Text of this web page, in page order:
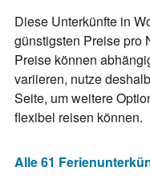
1
X-
Achse,
die
die
Wochentage
anzeigt.
hat
Diese Unterkünfte in
günstigsten Preise pro
Preise können
variieren, nutze
Seite, um weitere
flexibel reisen können.
Alle 61